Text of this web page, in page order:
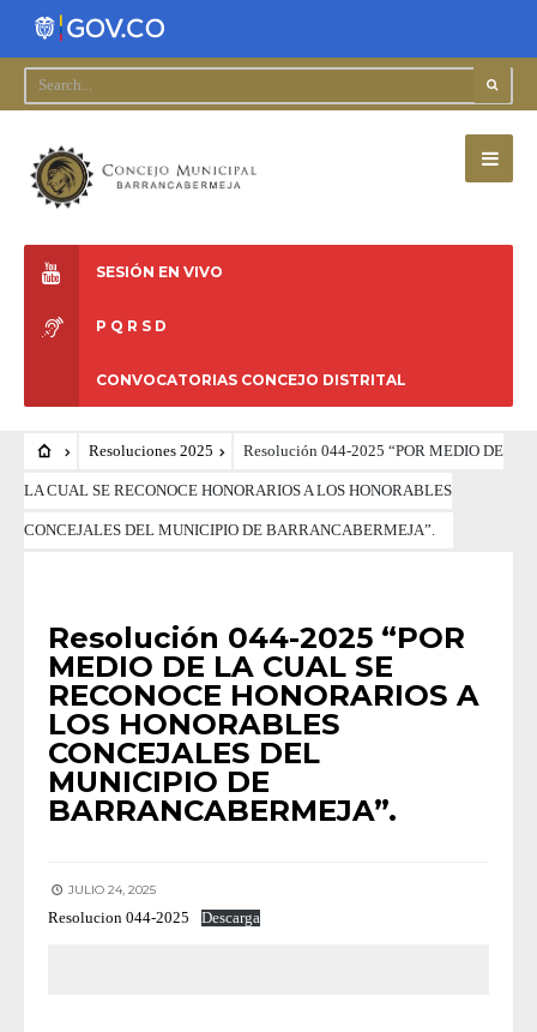
SESIÓN EN VIVO
P Q R S D
CONVOCATORIAS CONCEJO DISTRITAL
Resoluciones 2025 Resolución 044-2025 “POR MEDIO DE
LA CUAL SE RECONOCE HONORARIOS A LOS HONORABLES
CONCEJALES DEL MUNICIPIO DE BARRANCABERMEJA”.
Resolución 044-2025 “POR
MEDIO DE LA CUAL SE
RECONOCE HONORARIOS A
LOS HONORABLES
CONCEJALES DEL
MUNICIPIO DE
BARRANCABERMEJA”.
JULIO 24, 2025
Resolucion 044-2025 Descarga